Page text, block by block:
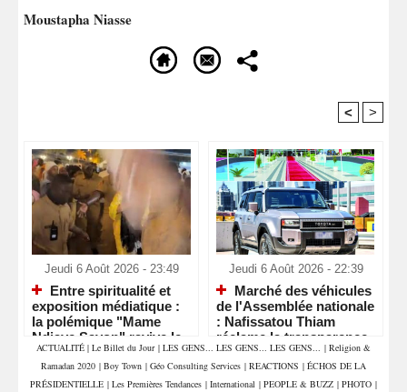
Moustapha Niasse
< >
Jeudi 6 Août 2026 - 23:49
Entre spiritualité et
exposition médiatique :
la polémique "Mame
Ndiaye Savon" ravive le
débat sur le respect des
lieux saints
Jeudi 6 Août 2026 - 22:39
Marché des véhicules
de l'Assemblée nationale
: Nafissatou Thiam
réclame la transparence
et interpelle les députés
ACTUALITÉ | Le Billet du Jour | LES GENS... LES GENS... LES GENS... | Religion &
Ramadan 2020 | Boy Town | Géo Consulting Services | REACTIONS | ÉCHOS DE LA
PRÉSIDENTIELLE | Les Premières Tendances | International | PEOPLE & BUZZ | PHOTO |